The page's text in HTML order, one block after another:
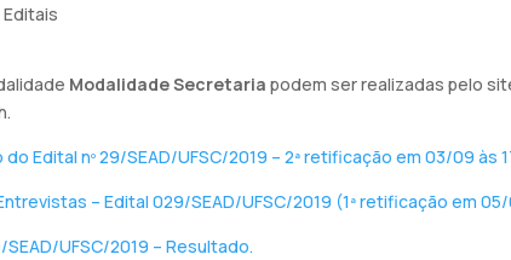
Editais
ModalidadeSecretaria podem ser realizadas pelo
Edital nº 29/SEAD/UFSC/2019 – 2ª retificação em 03/09 às
– Edital 029/SEAD/UFSC/2019 (1ª retificação em 05/
UFSC/2019 – Resultado.